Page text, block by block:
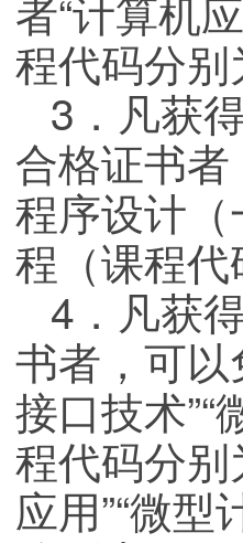
者“计算机
程代码分
3．凡获
合格证书
程序设计（
程（课程
4．凡获
书者，可
接口技术
程代码分
应用”“微